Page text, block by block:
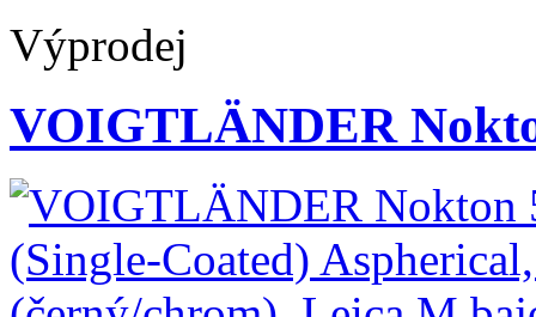
Výprodej
VOIGTLÄNDER